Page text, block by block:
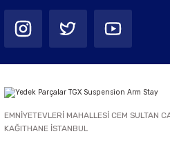
EMNİYETEVLERİ MAHALLESİ CEM SULTAN
KAĞITHANE İSTANBUL